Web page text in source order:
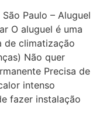
Paulo – Aluguel
O aluguel é uma
de climatização
Não quer
Precisa de
intenso
fazer instalação